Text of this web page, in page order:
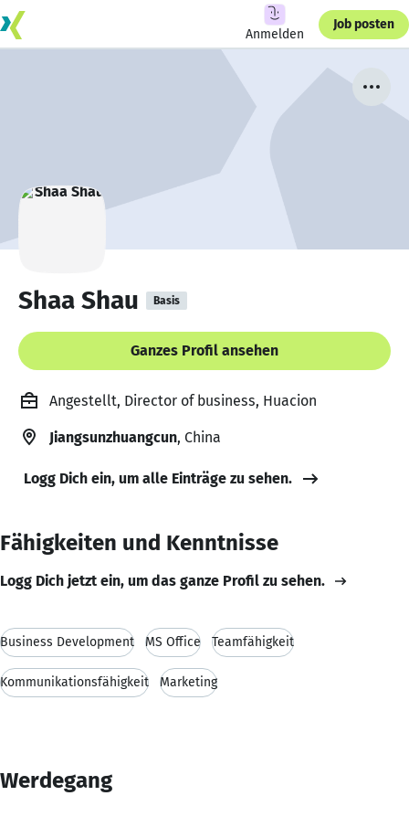
Anmelden
Job posten
Shaa Shau Basis
Ganzes Profil ansehen
Angestellt, Director of business, Huacion
Jiangsunzhuangcun, China
Logg Dich ein, um alle Einträge zu sehen.
Fähigkeiten und Kenntnisse
Logg Dich jetzt ein, um das ganze Profil zu sehen.
Business Development MS Office Teamfähigkeit
Kommunikationsfähigkeit Marketing
Werdegang